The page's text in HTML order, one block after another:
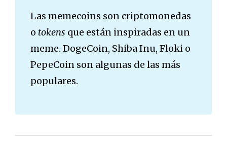
Las memecoins son criptomonedas
o tokens que están inspiradas en un
meme. DogeCoin, Shiba Inu, Floki o
PepeCoin son algunas de las más
populares.